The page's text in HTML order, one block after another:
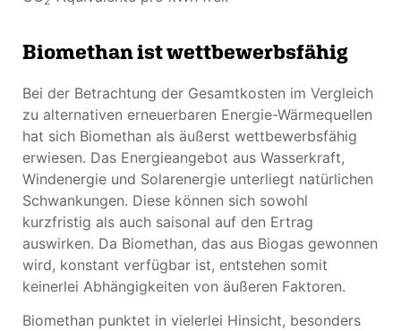
Biomethan ist wettbewerbsfähig
Bei der Betrachtung der Gesamtkosten im Vergleich
zu alternativen erneuerbaren Energie-Wärmequellen
hat sich Biomethan als äußerst wettbewerbsfähig
erwiesen. Das Energieangebot aus Wasserkraft,
Windenergie und Solarenergie unterliegt natürlichen
Schwankungen. Diese können sich sowohl
kurzfristig als auch saisonal auf den Ertrag
auswirken. Da Biomethan, das aus Biogas gewonnen
wird, konstant verfügbar ist, entstehen somit
keinerlei Abhängigkeiten von äußeren Faktoren.
Biomethan punktet in vielerlei Hinsicht, besonders